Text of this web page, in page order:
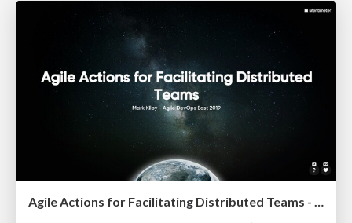
Agile Actions for Facilitating Distributed Teams - ADO2019